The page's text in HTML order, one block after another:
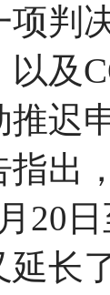
项判
以及
推迟
指出
20
延长